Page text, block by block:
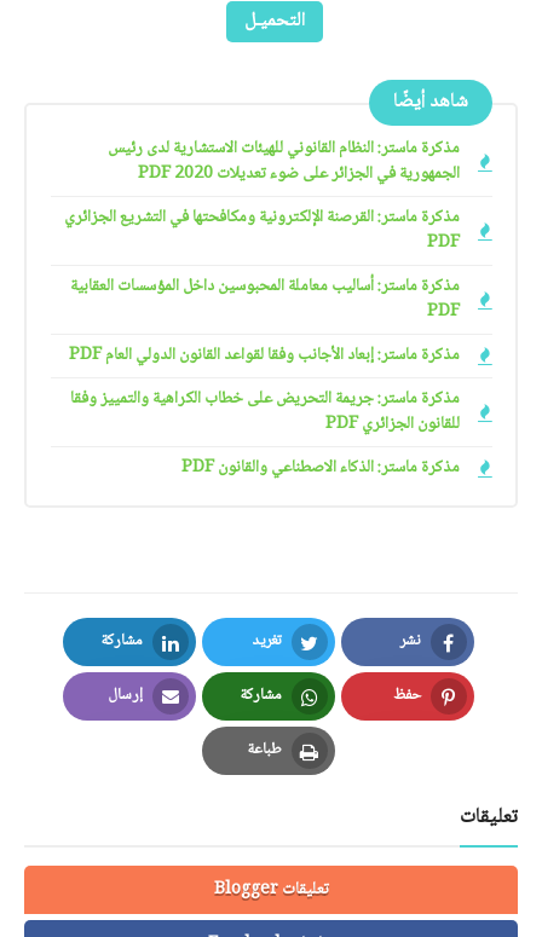
التحميـل
شاهد أيضًا
مذكرة ماستر: النظام القانوني للهيئات الاستشارية لدى رئيس
الجمهورية في الجزائر على ضوء تعديلات 2020 PDF
مذكرة ماستر: القرصنة الإلكترونية ومكافحتها في التشريع الجزائري
PDF
مذكرة ماستر: أساليب معاملة المحبوسين داخل المؤسسات العقابية
PDF
مذكرة ماستر: إبعاد الأجانب وفقا لقواعد القانون الدولي العام PDF
مذكرة ماستر: جريمة التحريض على خطاب الكراهية والتمييز وفقا
للقانون الجزائري PDF
مذكرة ماستر: الذكاء الاصطناعي والقانون PDF
نشر
Facebook
تغريد
Twitter
مشاركة
LinkedIn
حفظ
Pinterest
مشاركة
Whatsapp
إرسال
Email
طباعة
Print
تعليقات
تعليقات Blogger